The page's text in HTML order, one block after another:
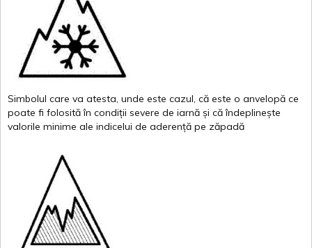
Simbolul care va atesta, unde este cazul, că este o anvelopă ce
poate fi folosită în condiții severe de iarnă și că îndeplinește
valorile minime ale indicelui de aderență pe zăpadă